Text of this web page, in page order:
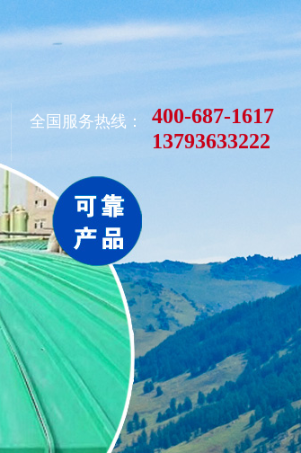
全国服务热线：
400-687-1617
13793633222